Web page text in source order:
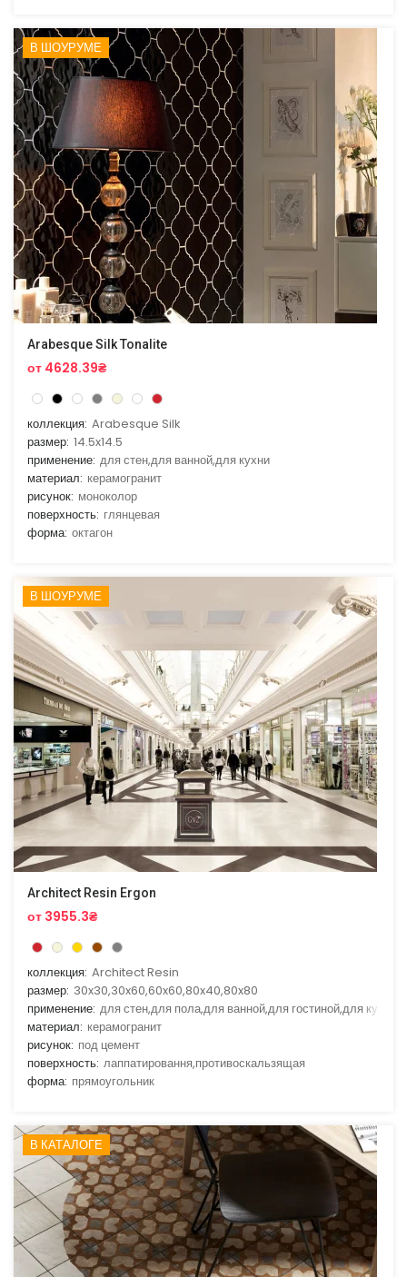
В ШОУРУМЕ
Arabesque Silk Tonalite
от 4628.39₴
коллекция: Arabesque Silk
размер: 14.5x14.5
применение: для стен,для ванной,для кухни
материал: керамогранит
рисунок: моноколор
поверхность: глянцевая
форма: октагон
В ШОУРУМЕ
Architect Resin Ergon
от 3955.3₴
коллекция: Architect Resin
размер: 30x30,30x60,60x60,80x40,80x80
применение: для стен,для пола,для ванной,для гостиной,для кухни
материал: керамогранит
рисунок: под цемент
поверхность: лаппатировання,противоскальзящая
форма: прямоугольник
В КАТАЛОГЕ